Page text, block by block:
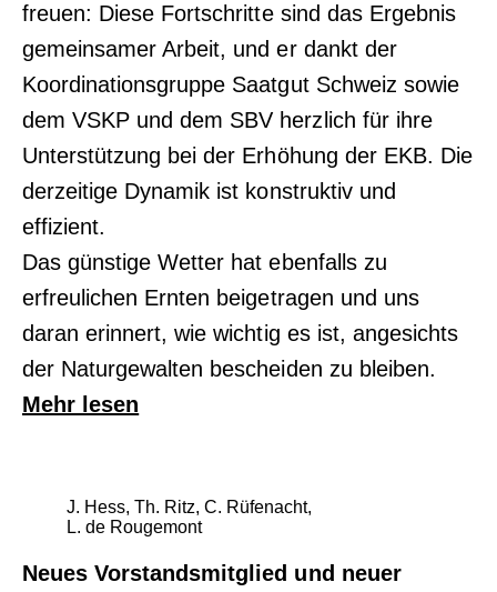
freuen: Diese Fortschritte sind das Ergebnis
gemeinsamer Arbeit, und er dankt der
Koordinationsgruppe Saatgut Schweiz sowie
dem VSKP und dem SBV herzlich für ihre
Unterstützung bei der Erhöhung der EKB. Die
derzeitige Dynamik ist konstruktiv und
effizient.
Das günstige Wetter hat ebenfalls zu
erfreulichen Ernten beigetragen und uns
daran erinnert, wie wichtig es ist, angesichts
der Naturgewalten bescheiden zu bleiben.
Mehr lesen
J. Hess, Th. Ritz, C. Rüfenacht,
L. de Rougemont
Neues Vorstandsmitglied und neuer